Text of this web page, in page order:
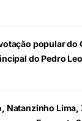
popular do
do Pedro
Natanzinho Lima,